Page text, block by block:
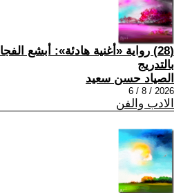
(28) رواية «أغنية هادئة»: أبشع
بالتدريج
الصياد حسن سعيد
2026 / 8 / 6
الادب والفن